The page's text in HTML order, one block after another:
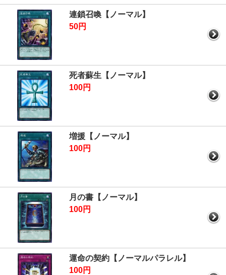
連鎖召喚【ノーマル】
50円
死者蘇生【ノーマル】
100円
増援【ノーマル】
100円
月の書【ノーマル】
100円
運命の契約【ノーマルパラレル】
100円